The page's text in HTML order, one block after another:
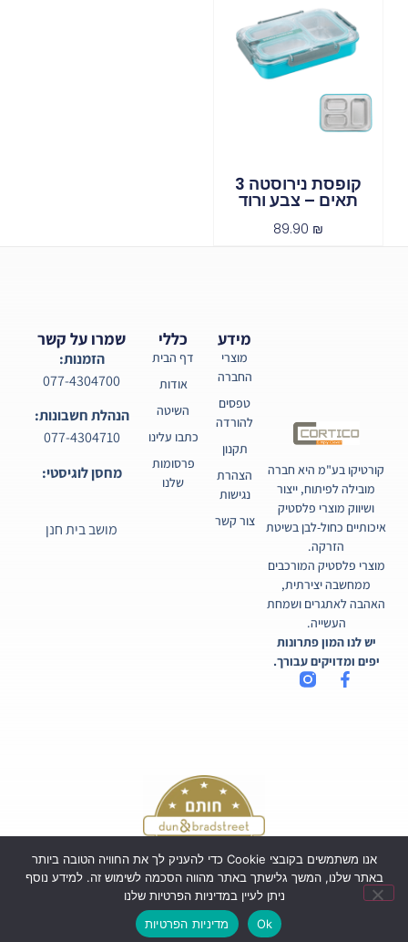
קופסת נירוסטה 3
תאים – צבע ורוד
89.90 ₪
קורטיקו בע"מ היא חברה
מובילה לפיתוח, ייצור
ושיווק מוצרי פלסטיק
איכותיים כחול-לבן בשיטת
הזרקה.
מוצרי פלסטיק המורכבים
ממחשבה יצירתית,
האהבה לאתגרים ושמחת
העשייה.
יש לנו המון פתרונות
יפים ומדויקים עבורך.
כללי
דף הבית
אודות
השיטה
כתבו עלינו
פרסומות
שלנו
מידע
מוצרי
החברה
טפסים
להורדה
תקנון
הצהרת
נגישות
צור קשר
שמרו על קשר
הזמנות:
077-4304700
הנהלת חשבונות:
077-4304710
מחסן לוגיסטי:
מושב בית חנן
כל הזכויות שמורות לקורטיקו בע"מ ©
Powered by Webi Digital
אנו משתמשים בקובצי Cookie כדי להעניק לך את החוויה הטובה ביותר
באתר שלנו, המשך גלישתך באתר מהווה הסכמה לשימוש זה. למידע נוסף
ניתן לעיין במדיניות הפרטיות שלנו
Ok
מדיניות הפרטיות